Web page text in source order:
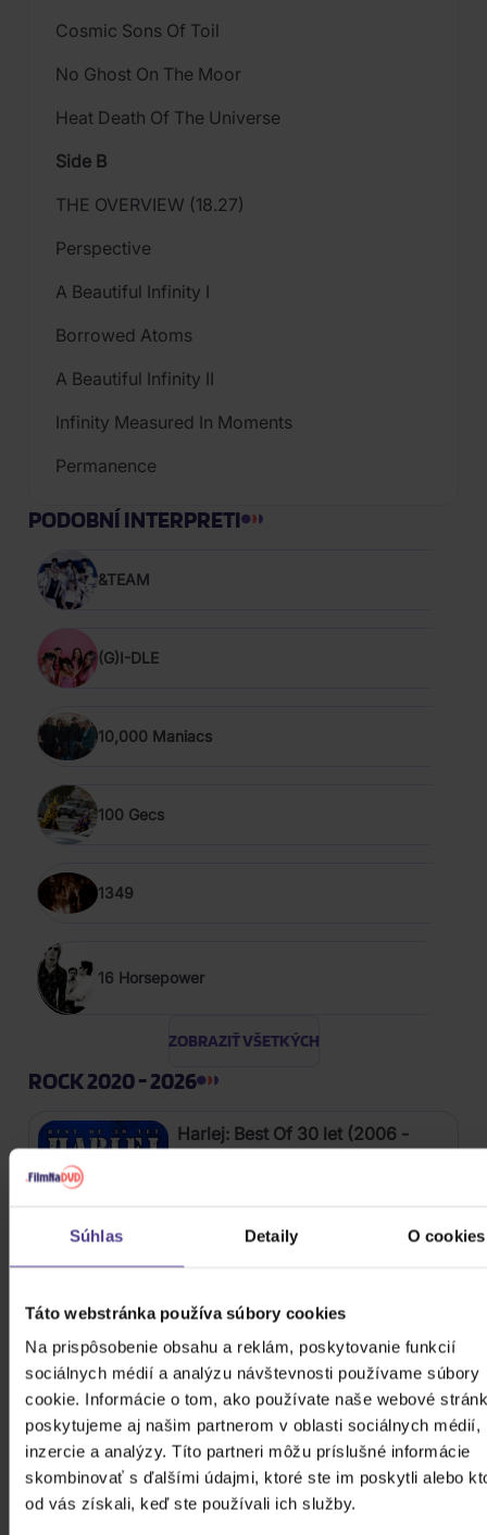
Súhlas Detaily O cookies
Táto webstránka používa súbory cookies
Na prispôsobenie obsahu a reklám, poskytovanie funkcií
sociálnych médií a analýzu návštevnosti používame súbory
cookie. Informácie o tom, ako používate naše webové
poskytujeme aj našim partnerom v oblasti sociálnych médií,
inzercie a analýzy. Títo partneri môžu príslušné informácie
skombinovať s ďalšími údajmi, ktoré ste im poskytli alebo
od vás získali, keď ste používali ich služby.
Cosmic Sons Of Toil
No Ghost On The Moor
Heat Death Of The Universe
Side B
THE OVERVIEW (18.27)
Perspective
A Beautiful Infinity I
Borrowed Atoms
A Beautiful Infinity II
Infinity Measured In Moments
Permanence
PODOBNÍ INTERPRETI
&TEAM
(G)I-DLE
10,000 Maniacs
100 Gecs
1349
16 Horsepower
ZOBRAZIŤ VŠETKÝCH
ROCK 2020 - 2026
Harlej: Best Of 30 let (2006 -
Skladom
Kabát: Original Albums Vol.3
Skladom 18,60 €
Mišík Vladimír: Vteřiny, měsíce a
roky